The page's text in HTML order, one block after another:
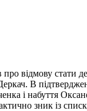
відмову стати
В
і набуття
зник із